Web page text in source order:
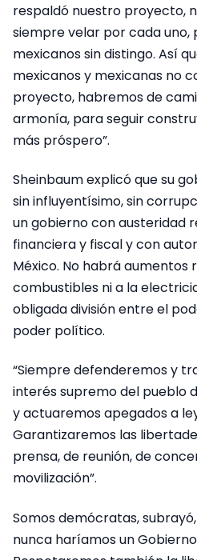
respaldó nuestro proyecto,
siempre velar por cada uno,
mexicanos sin distingo. Así
mexicanos y mexicanas no
proyecto, habremos de
armonía, para seguir
más próspero”.
Sheinbaum explicó que su
sin influyentísimo, sin
un gobierno con austeridad
financiera y fiscal y con
México. No habrá aumentos
combustibles ni a la
obligada división entre el
poder político.
“Siempre defenderemos y
interés supremo del pueblo
y actuaremos apegados a
Garantizaremos las
prensa, de reunión, de
movilización”.
Somos demócratas,
nunca haríamos un